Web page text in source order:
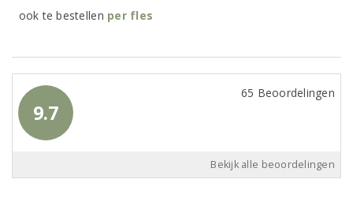
ook te bestellen per fles
9.7
65 Beoordelingen
Bekijk alle beoordelingen